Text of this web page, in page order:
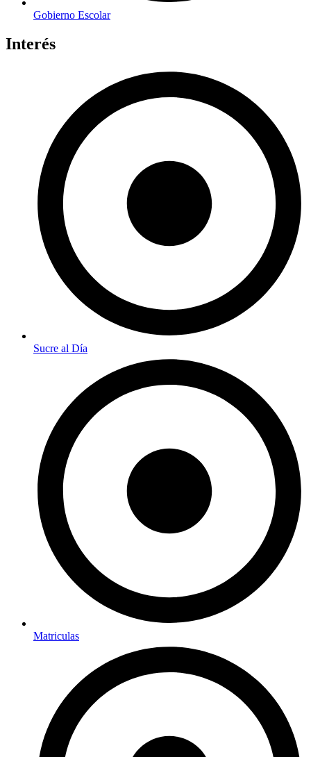
Gobierno Escolar
Interés
Sucre al Día
Matriculas